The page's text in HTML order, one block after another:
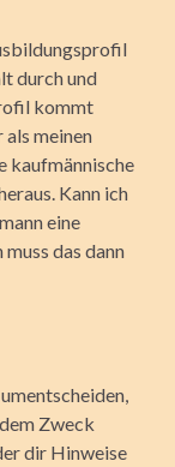
durch und
kommt
als meinen
kaufmännische
Kann ich
eine
das dann
Zweck
dir Hinweise